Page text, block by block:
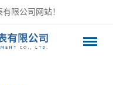
限公司网站！